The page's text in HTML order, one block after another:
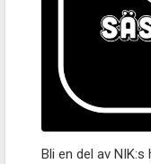
Bli en del av NIK:s